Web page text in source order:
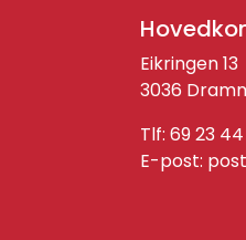
Eikringen 13
3036
Tlf: 69 23
E-post: